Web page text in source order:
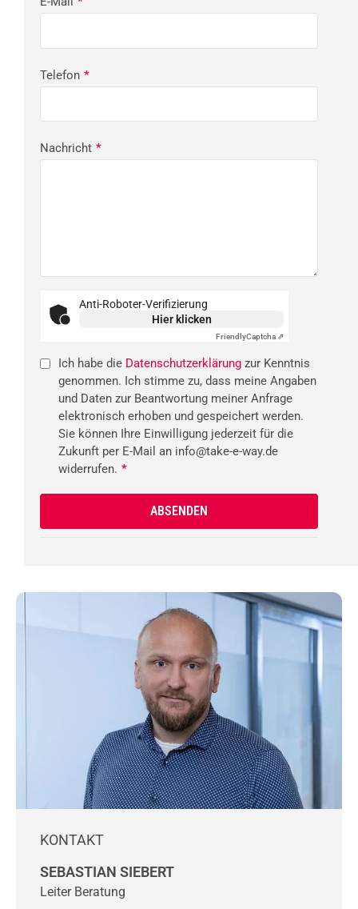
Telefon *
Nachricht *
Anti-Roboter-Verifizierung
Hier klicken
FriendlyCaptcha ⇗
Ich habe die Datenschutzerklärung zur Kenntnis
genommen. Ich stimme zu, dass meine Angaben
und Daten zur Beantwortung meiner Anfrage
elektronisch erhoben und gespeichert werden.
Sie können Ihre Einwilligung jederzeit für die
Zukunft per E-Mail an info@take-e-way.de
widerrufen. *
KONTAKT
SEBASTIAN SIEBERT
Leiter Beratung